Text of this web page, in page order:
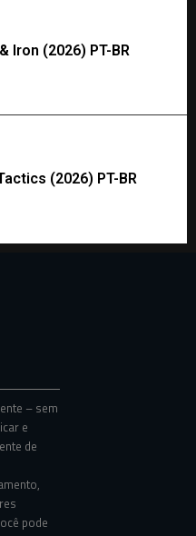
Iron (2026) PT-BR
(2026) PT-BR
– sem
e
de
pode